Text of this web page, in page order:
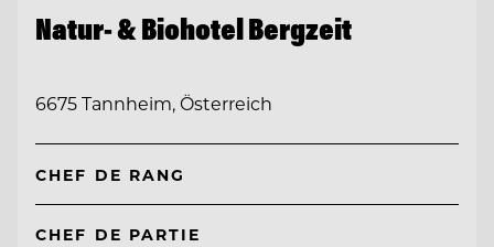
Natur- & Biohotel Bergzeit
6675 Tannheim, Österreich
CHEF DE RANG
CHEF DE PARTIE